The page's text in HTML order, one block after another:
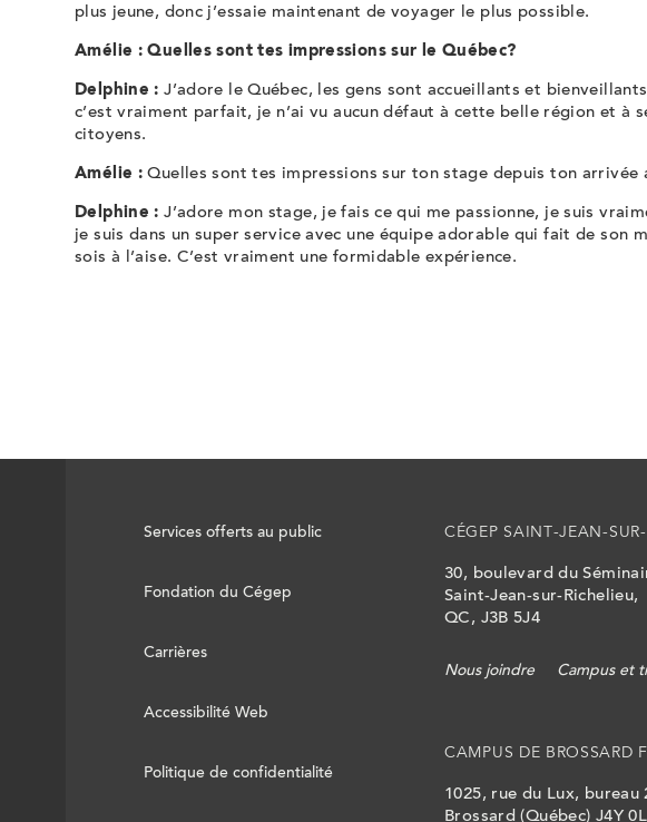
plus jeune, donc j’essaie maintenant de voyager le plus possible.
Amélie : Quelles sont tes impressions sur le Québec?
Delphine : J’adore le Québec, les gens sont accueillants et
c’est vraiment parfait, je n’ai vu aucun défaut à cette belle région et à
citoyens.
Amélie :Quelles sont tes impressions sur ton stage depuis ton arrivée
Delphine : J’adore mon stage, je fais ce qui me passionne, je suis
je suis dans un super service avec une équipe adorable qui fait de son
sois à l’aise. C’est vraiment une formidable expérience.
Services offerts au public
Fondation du Cégep
Carrières
Accessibilité Web
Politique de confidentialité
CÉGEP SAINT-JEAN-SUR-
30, boulevard du
Saint-Jean-sur-Richelieu,
QC, J3B 5J4
Nous joindre Campus et
CAMPUS DE BROSSARD
1025, rue du Lux, bureau
Brossard (Québec) J4Y